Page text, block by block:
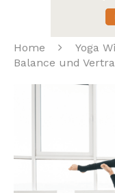
Home Yoga
Balance und